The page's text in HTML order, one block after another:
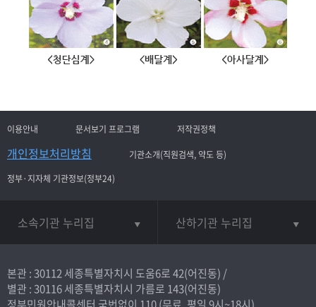
이용안내 문서보기 프로그램 저작권정책
개인정보처리방침
기관소개(직원검색, 약도 등)
정부·지자체 기관정보(정부24)
소속기관 누리집 산하기관 누리집
본관 : 30112 세종특별자치시 도움6로 42(어진동) /
별관 : 30116 세종특별자치시 가름로 143(어진동)